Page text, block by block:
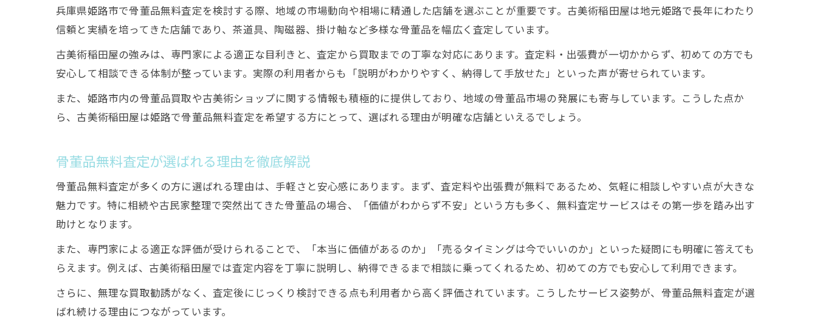
古美術稲田屋の事例で知る安心査定の流れ
骨董品無料査定は古美術稲田屋に相談を
古美術稲田屋の骨董品無料査定の手順解説
骨董品無料査定の現場で重視される対応力
古美術稲田屋の骨董品無料査定の特徴とは
骨董品無料査定で安心できる理由を実例紹介
骨董品無料査定で簡単に価値を知るポイント
姫路で骨董品無料査定を利用する手順紹介
骨董品無料査定で分かる品物の真価
兵庫県姫路市で選ばれる骨董品無料査定の理由
骨董品無料査定が姫路で選ばれる理由とは
兵庫県姫路市で骨董品無料査定を検討する際、地域の市場動向や相場に精通した店舗を選ぶことが重要です。古美術稲田屋は地元姫路で長年にわたり
信頼と実績を培ってきた店舗であり、茶道具、陶磁器、掛け軸など多様な骨董品を幅広く査定しています。
古美術稲田屋の強みは、専門家による適正な目利きと、査定から買取までの丁寧な対応にあります。査定料・出張費が一切かからず、初めての方でも
安心して相談できる体制が整っています。実際の利用者からも「説明がわかりやすく、納得して手放せた」といった声が寄せられています。
また、姫路市内の骨董品買取や古美術ショップに関する情報も積極的に提供しており、地域の骨董品市場の発展にも寄与しています。こうした点か
ら、古美術稲田屋は姫路で骨董品無料査定を希望する方にとって、選ばれる理由が明確な店舗といえるでしょう。
骨董品無料査定が選ばれる理由を徹底解説
骨董品無料査定が多くの方に選ばれる理由は、手軽さと安心感にあります。まず、査定料や出張費が無料であるため、気軽に相談しやすい点が大きな
魅力です。特に相続や古民家整理で突然出てきた骨董品の場合、「価値がわからず不安」という方も多く、無料査定サービスはその第一歩を踏み出す
助けとなります。
また、専門家による適正な評価が受けられることで、「本当に価値があるのか」「売るタイミングは今でいいのか」といった疑問にも明確に答えても
らえます。例えば、古美術稲田屋では査定内容を丁寧に説明し、納得できるまで相談に乗ってくれるため、初めての方でも安心して利用できます。
さらに、無理な買取勧誘がなく、査定後にじっくり検討できる点も利用者から高く評価されています。こうしたサービス姿勢が、骨董品無料査定が選
ばれ続ける理由につながっています。